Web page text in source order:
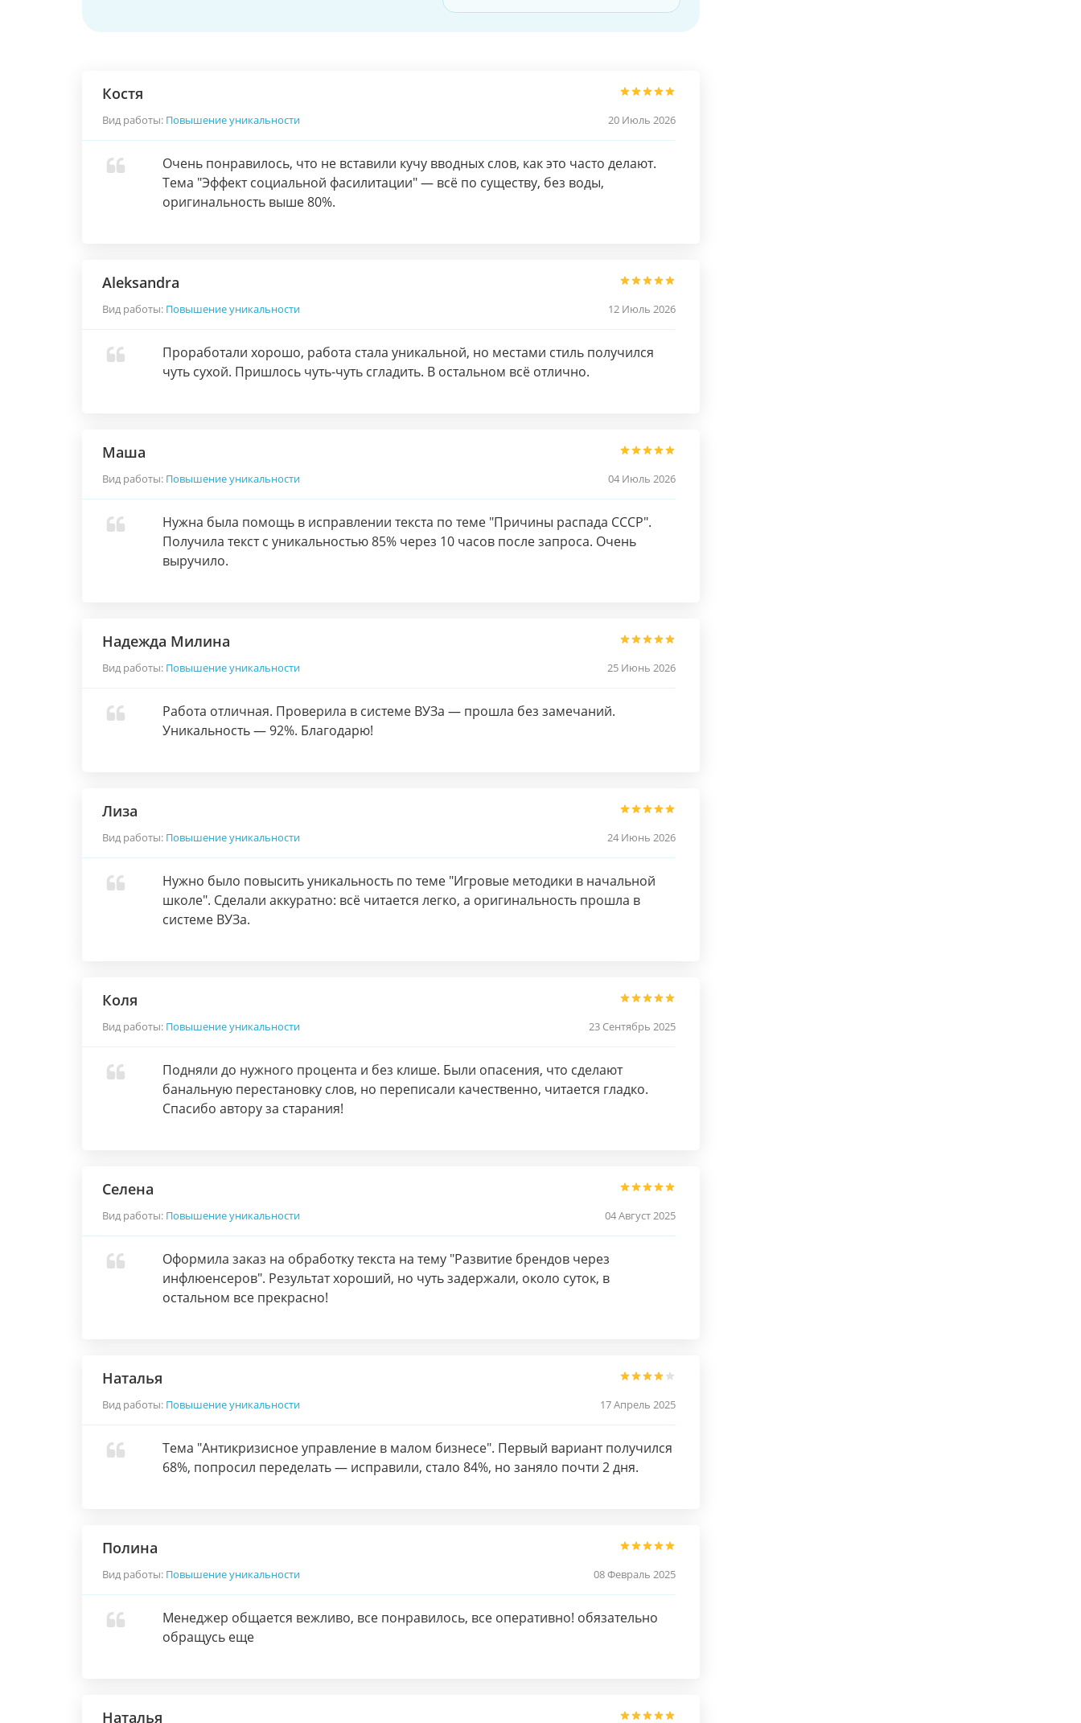
Костя
Вид работы: Повышение уникальности 20 Июль 2026
Очень понравилось, что не вставили кучу вводных слов, как это часто делают.
Тема "Эффект социальной фасилитации" — всё по существу, без воды,
оригинальность выше 80%.
Aleksandra
Вид работы: Повышение уникальности 12 Июль 2026
Проработали хорошо, работа стала уникальной, но местами стиль получился
чуть сухой. Пришлось чуть-чуть сгладить. В остальном всё отлично.
Маша
Вид работы: Повышение уникальности 04 Июль 2026
Нужна была помощь в исправлении текста по теме "Причины распада СССР".
Получила текст с уникальностью 85% через 10 часов после запроса. Очень
выручило.
Надежда Милина
Вид работы: Повышение уникальности 25 Июнь 2026
Работа отличная. Проверила в системе ВУЗа — прошла без замечаний.
Уникальность — 92%. Благодарю!
Лиза
Вид работы: Повышение уникальности 24 Июнь 2026
Нужно было повысить уникальность по теме "Игровые методики в начальной
школе". Сделали аккуратно: всё читается легко, а оригинальность прошла в
системе ВУЗа.
Коля
Вид работы: Повышение уникальности 23 Сентябрь 2025
Подняли до нужного процента и без клише. Были опасения, что сделают
банальную перестановку слов, но переписали качественно, читается гладко.
Спасибо автору за старания!
Селена
Вид работы: Повышение уникальности 04 Август 2025
Оформила заказ на обработку текста на тему "Развитие брендов через
инфлюенсеров". Результат хороший, но чуть задержали, около суток, в
остальном все прекрасно!
Наталья
Вид работы: Повышение уникальности 17 Апрель 2025
Тема "Антикризисное управление в малом бизнесе". Первый вариант получился
68%, попросил переделать — исправили, стало 84%, но заняло почти 2 дня.
Полина
Вид работы: Повышение уникальности 08 Февраль 2025
Менеджер общается вежливо, все понравилось, все оперативно! обязательно
обращусь еще
Наталья